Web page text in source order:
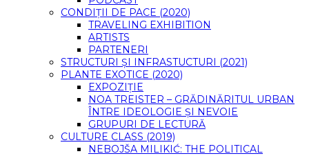
CONDIȚII DE PACE (2020)
TRAVELING EXHIBITION
ARTISTS
PARTENERI
STRUCTURI ȘI INFRASTUCTURI (2021)
PLANTE EXOTICE (2020)
EXPOZIȚIE
NOA TREISTER – GRĂDINĂRITUL URBAN
ÎNTRE IDEOLOGIE ȘI NEVOIE
GRUPURI DE LECTURĂ
CULTURE CLASS (2019)
NEBOJŠA MILIKIĆ: THE POLITICAL